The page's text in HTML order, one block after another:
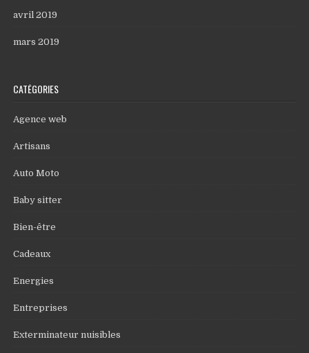
avril 2019
mars 2019
CATÉGORIES
Agence web
Artisans
Auto Moto
Baby sitter
Bien-être
Cadeaux
Energies
Entreprises
Exterminateur nuisibles